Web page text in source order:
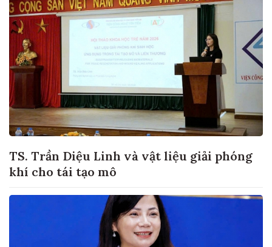
TS. Trần Diệu Linh và vật liệu giải phóng
khí cho tái tạo mô